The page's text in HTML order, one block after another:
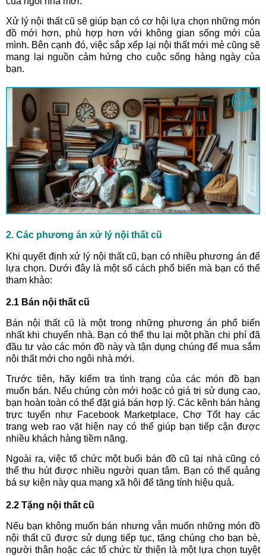
Xử lý nội thất cũ sẽ giúp bạn có cơ hội lựa chọn những món
đồ mới hơn, phù hợp hơn với không gian sống mới của
mình. Bên cạnh đó, việc sắp xếp lại nội thất mới mẻ cũng sẽ
mang lại nguồn cảm hứng cho cuộc sống hàng ngày của
bạn.
2. Các phương án xử lý nội thất cũ
Khi quyết định xử lý nội thất cũ, bạn có nhiều phương án để
lựa chọn. Dưới đây là một số cách phổ biến mà bạn có thể
tham khảo:
2.1 Bán nội thất cũ
Bán nội thất cũ là một trong những phương án phổ biến
nhất khi chuyển nhà. Bạn có thể thu lại một phần chi phí đã
đầu tư vào các món đồ này và tận dụng chúng để mua sắm
nội thất mới cho ngôi nhà mới.
Trước tiên, hãy kiểm tra tình trạng của các món đồ bạn
muốn bán. Nếu chúng còn mới hoặc có giá trị sử dụng cao,
bạn hoàn toàn có thể đặt giá bán hợp lý. Các kênh bán hàng
trực tuyến như Facebook Marketplace, Chợ Tốt hay các
trang web rao vặt hiện nay có thể giúp bạn tiếp cận được
nhiều khách hàng tiềm năng.
Ngoài ra, việc tổ chức một buổi bán đồ cũ tại nhà cũng có
thể thu hút được nhiều người quan tâm. Bạn có thể quảng
bá sự kiện này qua mạng xã hội để tăng tính hiệu quả.
2.2 Tặng nội thất cũ
Nếu bạn không muốn bán nhưng vẫn muốn những món đồ
nội thất cũ được sử dụng tiếp tục, tặng chúng cho bạn bè,
người thân hoặc các tổ chức từ thiện là một lựa chọn tuyệt